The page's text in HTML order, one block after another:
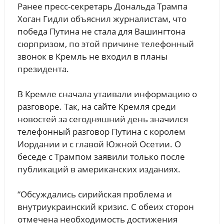
Ранее пресс-секретарь Дональда Трампа
Хоган Гидли объяснил журналистам, что
победа Путина не стала для Вашингтона
сюрпризом, по этой причине телефонный
звонок в Кремль не входил в планы
президента.
В Кремле сначала утаивали информацию о
разговоре. Так, на сайте Кремля среди
новостей за сегодняшний день значился
телефонный разговор Путина с королем
Иордании и с главой Южной Осетии. О
беседе с Трампом заявили только после
публикаций в американских изданиях.
“Обсуждались сирийская проблема и
внутриукраинский кризис. С обеих сторон
отмечена необходимость достижения